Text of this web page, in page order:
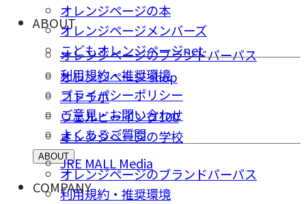
オレンジページの本
オレンジページメンバーズ
こどもオレンジページnet
オレンジページ shop
コトラボ
ウェルビーイング100
オレンジページの学校
JRE MALL Media
ABOUT
オレンジページのブランドパーパス
利用規約・推奨環境
プライバシーポリシー
ご意⾒・お問い合わせ
よくあるご質問
ABOUT
オレンジページのブランドパーパス
利用規約・推奨環境
COMPANY